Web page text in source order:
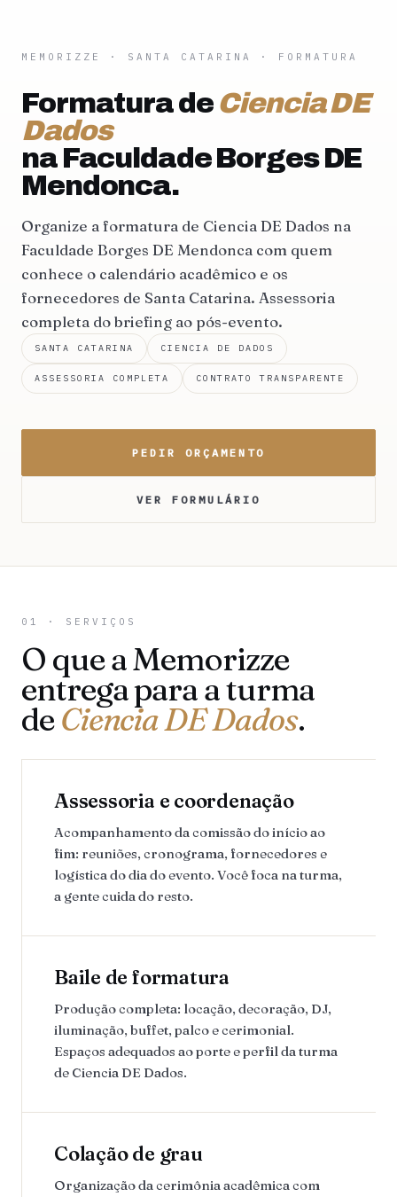
MEMORIZZE · SANTA CATARINA · FORMATURA
Formatura de Ciencia DE
Dados
na Faculdade Borges DE
Mendonca.
Organize a formatura de Ciencia DE Dados na
Faculdade Borges DE Mendonca com quem
conhece o calendário acadêmico e os
fornecedores de Santa Catarina. Assessoria
completa do briefing ao pós-evento.
SANTA CATARINA CIENCIA DE DADOS
ASSESSORIA COMPLETA CONTRATO TRANSPARENTE
PEDIR ORÇAMENTO
VER FORMULÁRIO
01 · SERVIÇOS
O que a Memorizze
entrega para a turma
deCiencia DE Dados.
Assessoria e coordenação
Acompanhamento da comissão do início ao
fim: reuniões, cronograma, fornecedores e
logística do dia do evento. Você foca na turma,
a gente cuida do resto.
Baile de formatura
Produção completa: locação, decoração, DJ,
iluminação, buffet, palco e cerimonial.
Espaços adequados ao porte e perfil da turma
de Ciencia DE Dados.
Colação de grau
Organização da cerimônia acadêmica com